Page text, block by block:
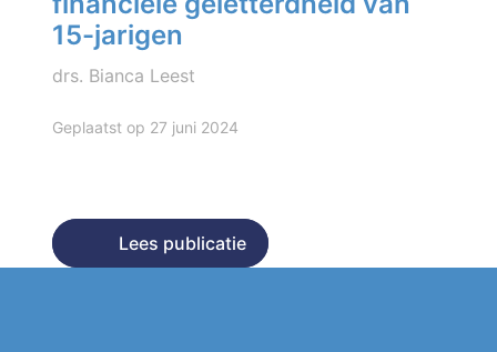
Lees publicatie
15-jarigen
drs. Bianca Leest
Geplaatst op 27 juni 2024
Lees publicatie